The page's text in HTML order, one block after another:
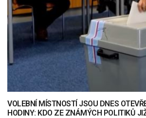
VOLEBNÍ MÍSTNOSTÍ JSOU DNES
HODINY: KDO ZE ZNÁMÝCH POLITIKŮ